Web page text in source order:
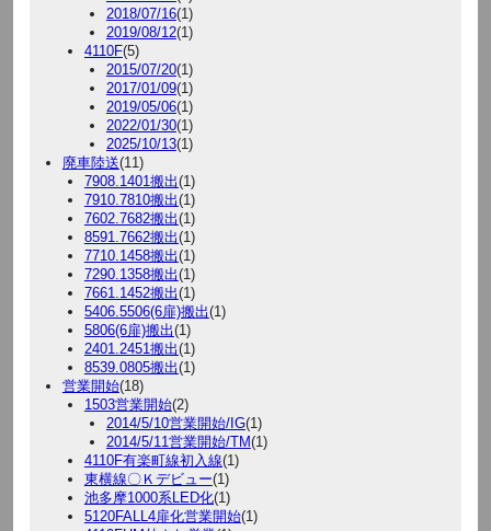
2018/07/16(1)
2019/08/12(1)
4110F(5)
2015/07/20(1)
2017/01/09(1)
2019/05/06(1)
2022/01/30(1)
2025/10/13(1)
廃車陸送(11)
7908.1401搬出(1)
7910.7810搬出(1)
7602.7682搬出(1)
8591.7662搬出(1)
7710.1458搬出(1)
7290.1358搬出(1)
7661.1452搬出(1)
5406.5506(6扉)搬出(1)
5806(6扉)搬出(1)
2401.2451搬出(1)
8539.0805搬出(1)
営業開始(18)
1503営業開始(2)
2014/5/10営業開始/IG(1)
2014/5/11営業開始/TM(1)
4110F有楽町線初入線(1)
東横線〇Ｋデビュー(1)
池多摩1000系LED化(1)
5120FALL4扉化営業開始(1)